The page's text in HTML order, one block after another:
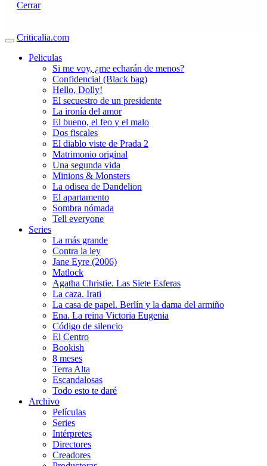
Cerrar
Criticalia.com
Peliculas
Si me voy, ¿me echarán de menos?
Confidencial (Black bag)
Hello, Dolly!
El secuestro de un presidente
La ironía del amor
El bueno, el feo y el malo
Dos fiscales
El diablo viste de Prada 2
Matrimonio original
Una segunda vida
Minions & Monsters
La odisea de Dandelion
El apartamento
Sombra nómada
Tell everyone
Series
La más grande
Contra la ley
Jane Eyre (2006)
Matlock
Agatha Christie. Las Siete Esferas
La caza. Irati
La casa de papel. Berlín y la dama del armiño
Ena. La reina Victoria Eugenia
Código de silencio
El Centro
Bookish
8 meses
Terra Alta
Escandalosas
Todo esto te daré
Archivo
Películas
Series
Intérpretes
Directores
Creadores